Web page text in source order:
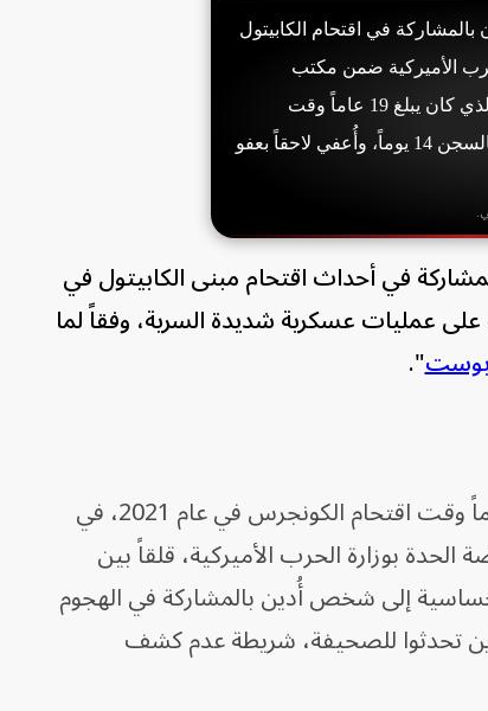
بالمشاركة في اقتحام الكابيتول
الحرب الأميركية ضمن مكتب
العمليات الخاصة ومكافحة الإرهاب. إيريزاري، الذي كان يبلغ 19 عاماً وقت
الهجوم، أُدين بدخول مبنى محظور وحُكم عليه بالسجن 14 يوماً، وأُعفي لاحقاً بعفو
في أحداث اقتحام مبنى الكابيتول في
على عمليات عسكرية شديدة السرية، وفقاً لما
".
وأثار تعيين إلياس إيريزاري، الذي كان يبلغ من العمر 19 عاماً وقت اقتحام الكونجرس في عام 2021، في
بوزارة الحرب الأميركية، قلقاً بين
إلى شخص أُدين بالمشاركة في الهجوم
تحدثوا للصحيفة، شريطة عدم كشف